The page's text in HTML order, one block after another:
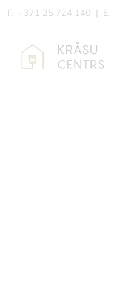
T: +371 25 724 140 | E: